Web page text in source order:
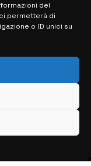
del
permetterà di
o ID unici su